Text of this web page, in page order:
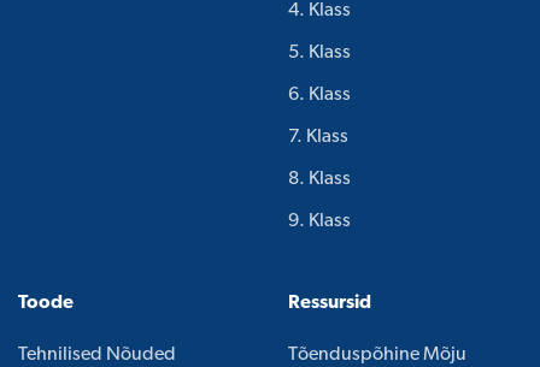
4. Klass
5. Klass
6. Klass
7. Klass
8. Klass
9. Klass
Toode
Tehnilised Nõuded
Ressursid
Tõenduspõhine Mõju